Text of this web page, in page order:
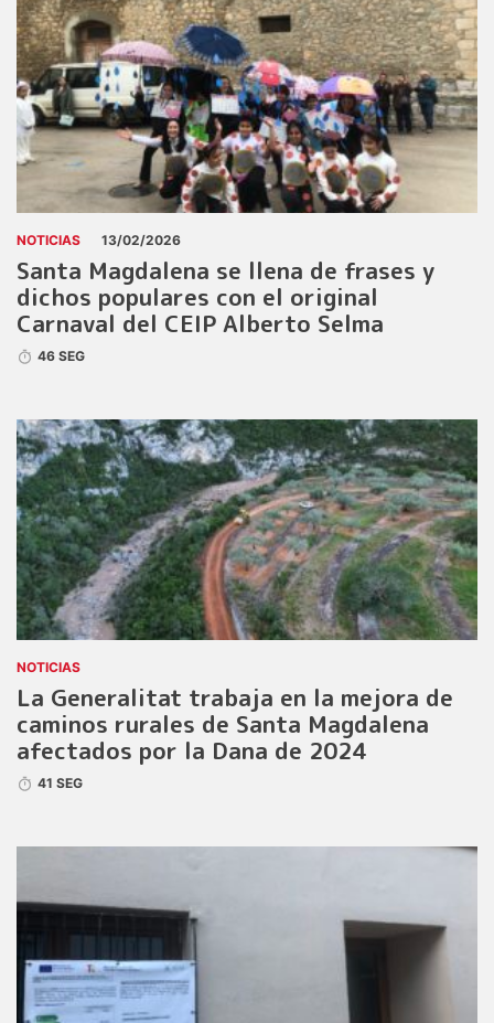
NOTICIAS 13/02/2026
Santa Magdalena se llena de frases y
dichos populares con el original
Carnaval del CEIP Alberto Selma
46 SEG
NOTICIAS
La Generalitat trabaja en la mejora de
caminos rurales de Santa Magdalena
afectados por la Dana de 2024
41 SEG